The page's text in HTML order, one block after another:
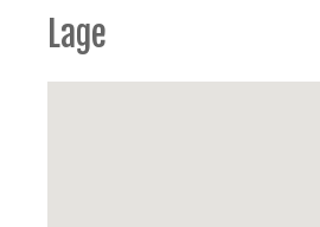
Sanitär:
anwesend
Lage